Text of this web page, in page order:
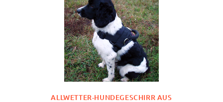
ALLWETTER-HUNDEGESCHIRR AUS